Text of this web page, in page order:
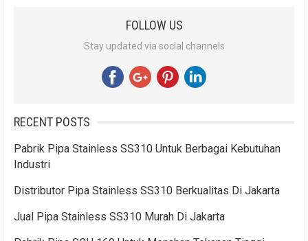
FOLLOW US
Stay updated via social channels
RECENT POSTS
Pabrik Pipa Stainless SS310 Untuk Berbagai Kebutuhan
Industri
Distributor Pipa Stainless SS310 Berkualitas Di Jakarta
Jual Pipa Stainless SS310 Murah Di Jakarta